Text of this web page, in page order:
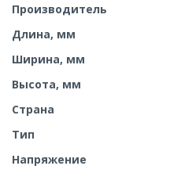
Производитель
Длина, мм
Ширина, мм
Высота, мм
Страна
Тип
Напряжение